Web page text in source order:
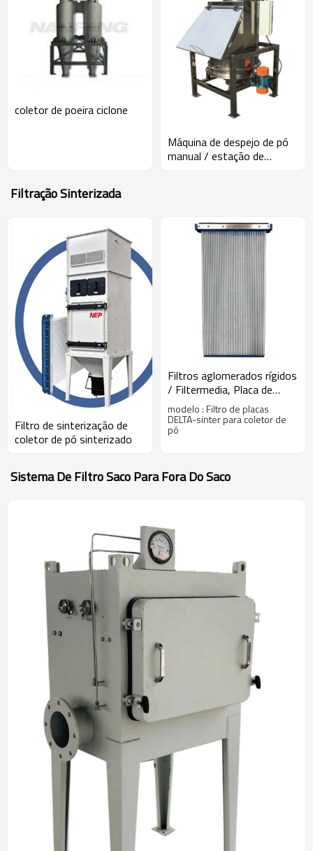
coletor de poeira ciclone
Máquina de despejo de pó
manual / estação de
Filtração Sinterizada
Filtro de sinterização de
coletor de pó sinterizado
Filtros aglomerados rígidos
/ Filtermedia, Placa de
sinterização de polietileno,
Unidade de filtro DELTA
Flex PE
modelo : Filtro de placas
DELTA-sinter para coletor de
pó
Sistema De Filtro Saco Para Fora Do Saco